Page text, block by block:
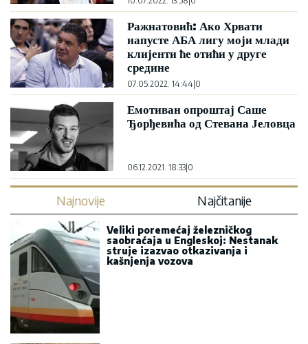
Ражнатовић: Ако Хрвати
напусте АБА лигу моји млади
клијенти ће отићи у друге
средине
07.05.2022. 14:44 0
Емотиван опроштај Саше
Ђорђевића од Стевана Јеловца
06.12.2021. 18:33|0
Najnovije Najčitanije
Veliki poremećaj železničkog
saobraćaja u Engleskoj: Nestanak
struje izazvao otkazivanja i
kašnjenja vozova